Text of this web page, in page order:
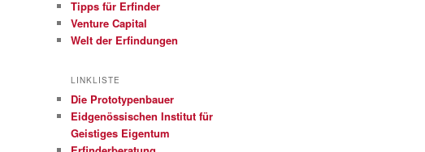
Tipps für Erfinder
Venture Capital
Welt der Erfindungen
LINKLISTE
Die Prototypenbauer
Eidgenössischen Institut für
Geistiges Eigentum